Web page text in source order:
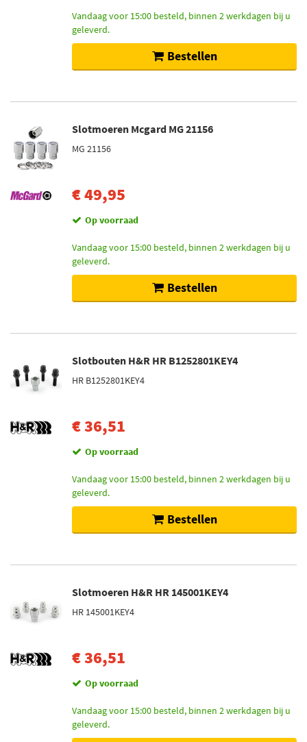
Vandaag voor 15:00 besteld, binnen 2 werkdagen bij u
geleverd.
Bestellen
Slotmoeren Mcgard MG 21156
MG 21156
€ 49,95
Op voorraad
Vandaag voor 15:00 besteld, binnen 2 werkdagen bij u
geleverd.
Bestellen
Slotbouten H&R HR B1252801KEY4
HR B1252801KEY4
€ 36,51
Op voorraad
Vandaag voor 15:00 besteld, binnen 2 werkdagen bij u
geleverd.
Bestellen
Slotmoeren H&R HR 145001KEY4
HR 145001KEY4
€ 36,51
Op voorraad
Vandaag voor 15:00 besteld, binnen 2 werkdagen bij u
geleverd.